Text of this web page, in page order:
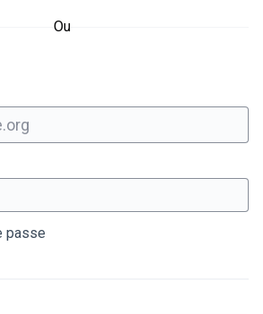
Ou
obligatoire
passe